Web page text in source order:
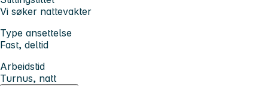
Vi søker nattevakter
Type ansettelse
Fast, deltid
Arbeidstid
Turnus, natt